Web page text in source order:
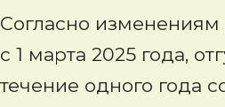
Согласно изменениям
с 1 марта 2025 года,
течение одного года